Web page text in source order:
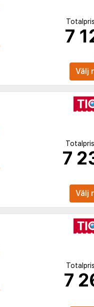
Totalpris
7
Välj
Totalpris
7
Välj
Totalpris
7